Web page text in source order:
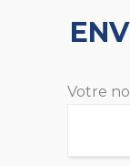
Votre